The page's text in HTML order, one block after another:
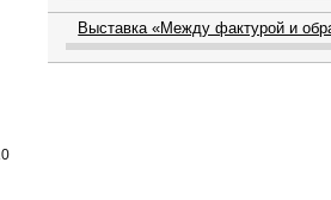
Выставка «Между фактурой и